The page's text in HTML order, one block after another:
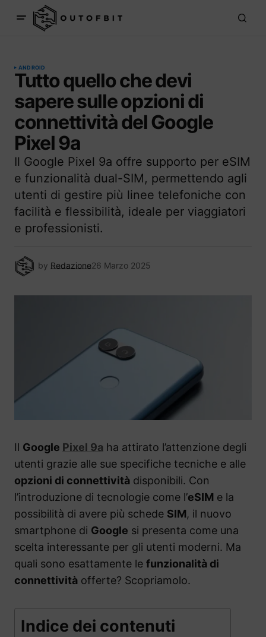
ANDROID
Tutto quello che devi
sapere sulle opzioni di
connettività del Google
Pixel 9a
Il Google Pixel 9a offre supporto per eSIM
e funzionalità dual-SIM, permettendo agli
utenti di gestire più linee telefoniche con
facilità e flessibilità, ideale per viaggiatori
e professionisti.
by Redazione26 Marzo 2025
Il Google Pixel 9a ha attirato l’attenzione degli
utenti grazie alle sue specifiche tecniche e alle
opzioni di connettività disponibili. Con
l’introduzione di tecnologie come l’eSIM e la
possibilità di avere più schede SIM, il nuovo
smartphone di Google si presenta come una
scelta interessante per gli utenti moderni. Ma
quali sono esattamente le funzionalità di
connettività offerte? Scopriamolo.
Indice dei contenuti